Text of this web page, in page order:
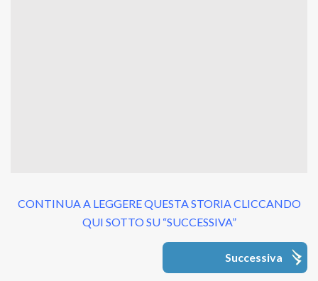
CONTINUA A LEGGERE QUESTA STORIA CLICCANDO
QUI SOTTO SU “SUCCESSIVA”
Successiva